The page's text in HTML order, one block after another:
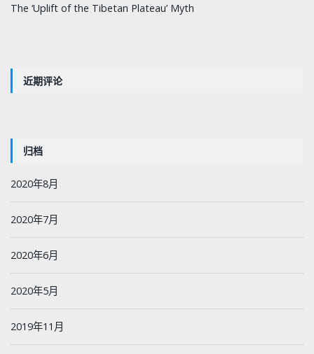
The ‘Uplift of the Tibetan Plateau’ Myth
近期评论
归档
2020年8月
2020年7月
2020年6月
2020年5月
2019年11月